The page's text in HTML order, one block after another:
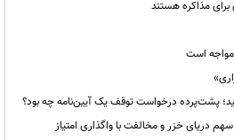
مذاکره هستند
مواجه است
پشت‌پرده درخواست توقف یک آیین‌نامه چه بود؟
دریای خزر و مخالفت با واگذاری امتیاز